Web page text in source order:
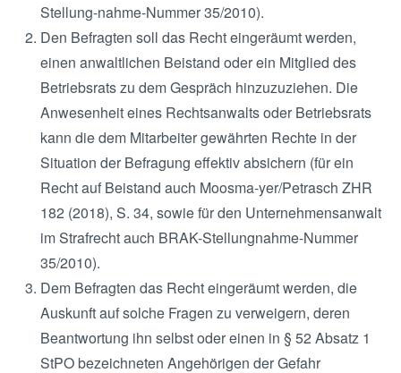
Stellung-nahme-Nummer 35/2010).
Den Befragten soll das Recht eingeräumt werden,
einen anwaltlichen Beistand oder ein Mitglied des
Betriebsrats zu dem Gespräch hinzuzuziehen. Die
Anwesenheit eines Rechtsanwalts oder Betriebsrats
kann die dem Mitarbeiter gewährten Rechte in der
Situation der Befragung effektiv absichern (für ein
Recht auf Beistand auch Moosma-yer/Petrasch ZHR
182 (2018), S. 34, sowie für den Unternehmensanwalt
im Strafrecht auch BRAK-Stellungnahme-Nummer
35/2010).
Dem Befragten das Recht eingeräumt werden, die
Auskunft auf solche Fragen zu verweigern, deren
Beantwortung ihn selbst oder einen in § 52 Absatz 1
StPO bezeichneten Angehörigen der Gefahr